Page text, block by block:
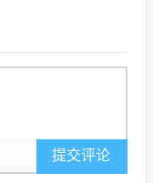
提交评论